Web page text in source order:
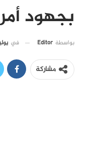
بجهود
بواسطة Editor في يوليو
مشاركة